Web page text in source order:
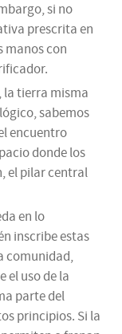
si no
prescrita en
manos con
la tierra misma
sabemos
encuentro
donde los
el pilar central
en lo
inscribe estas
comunidad,
el uso de la
parte del
principios. Si la